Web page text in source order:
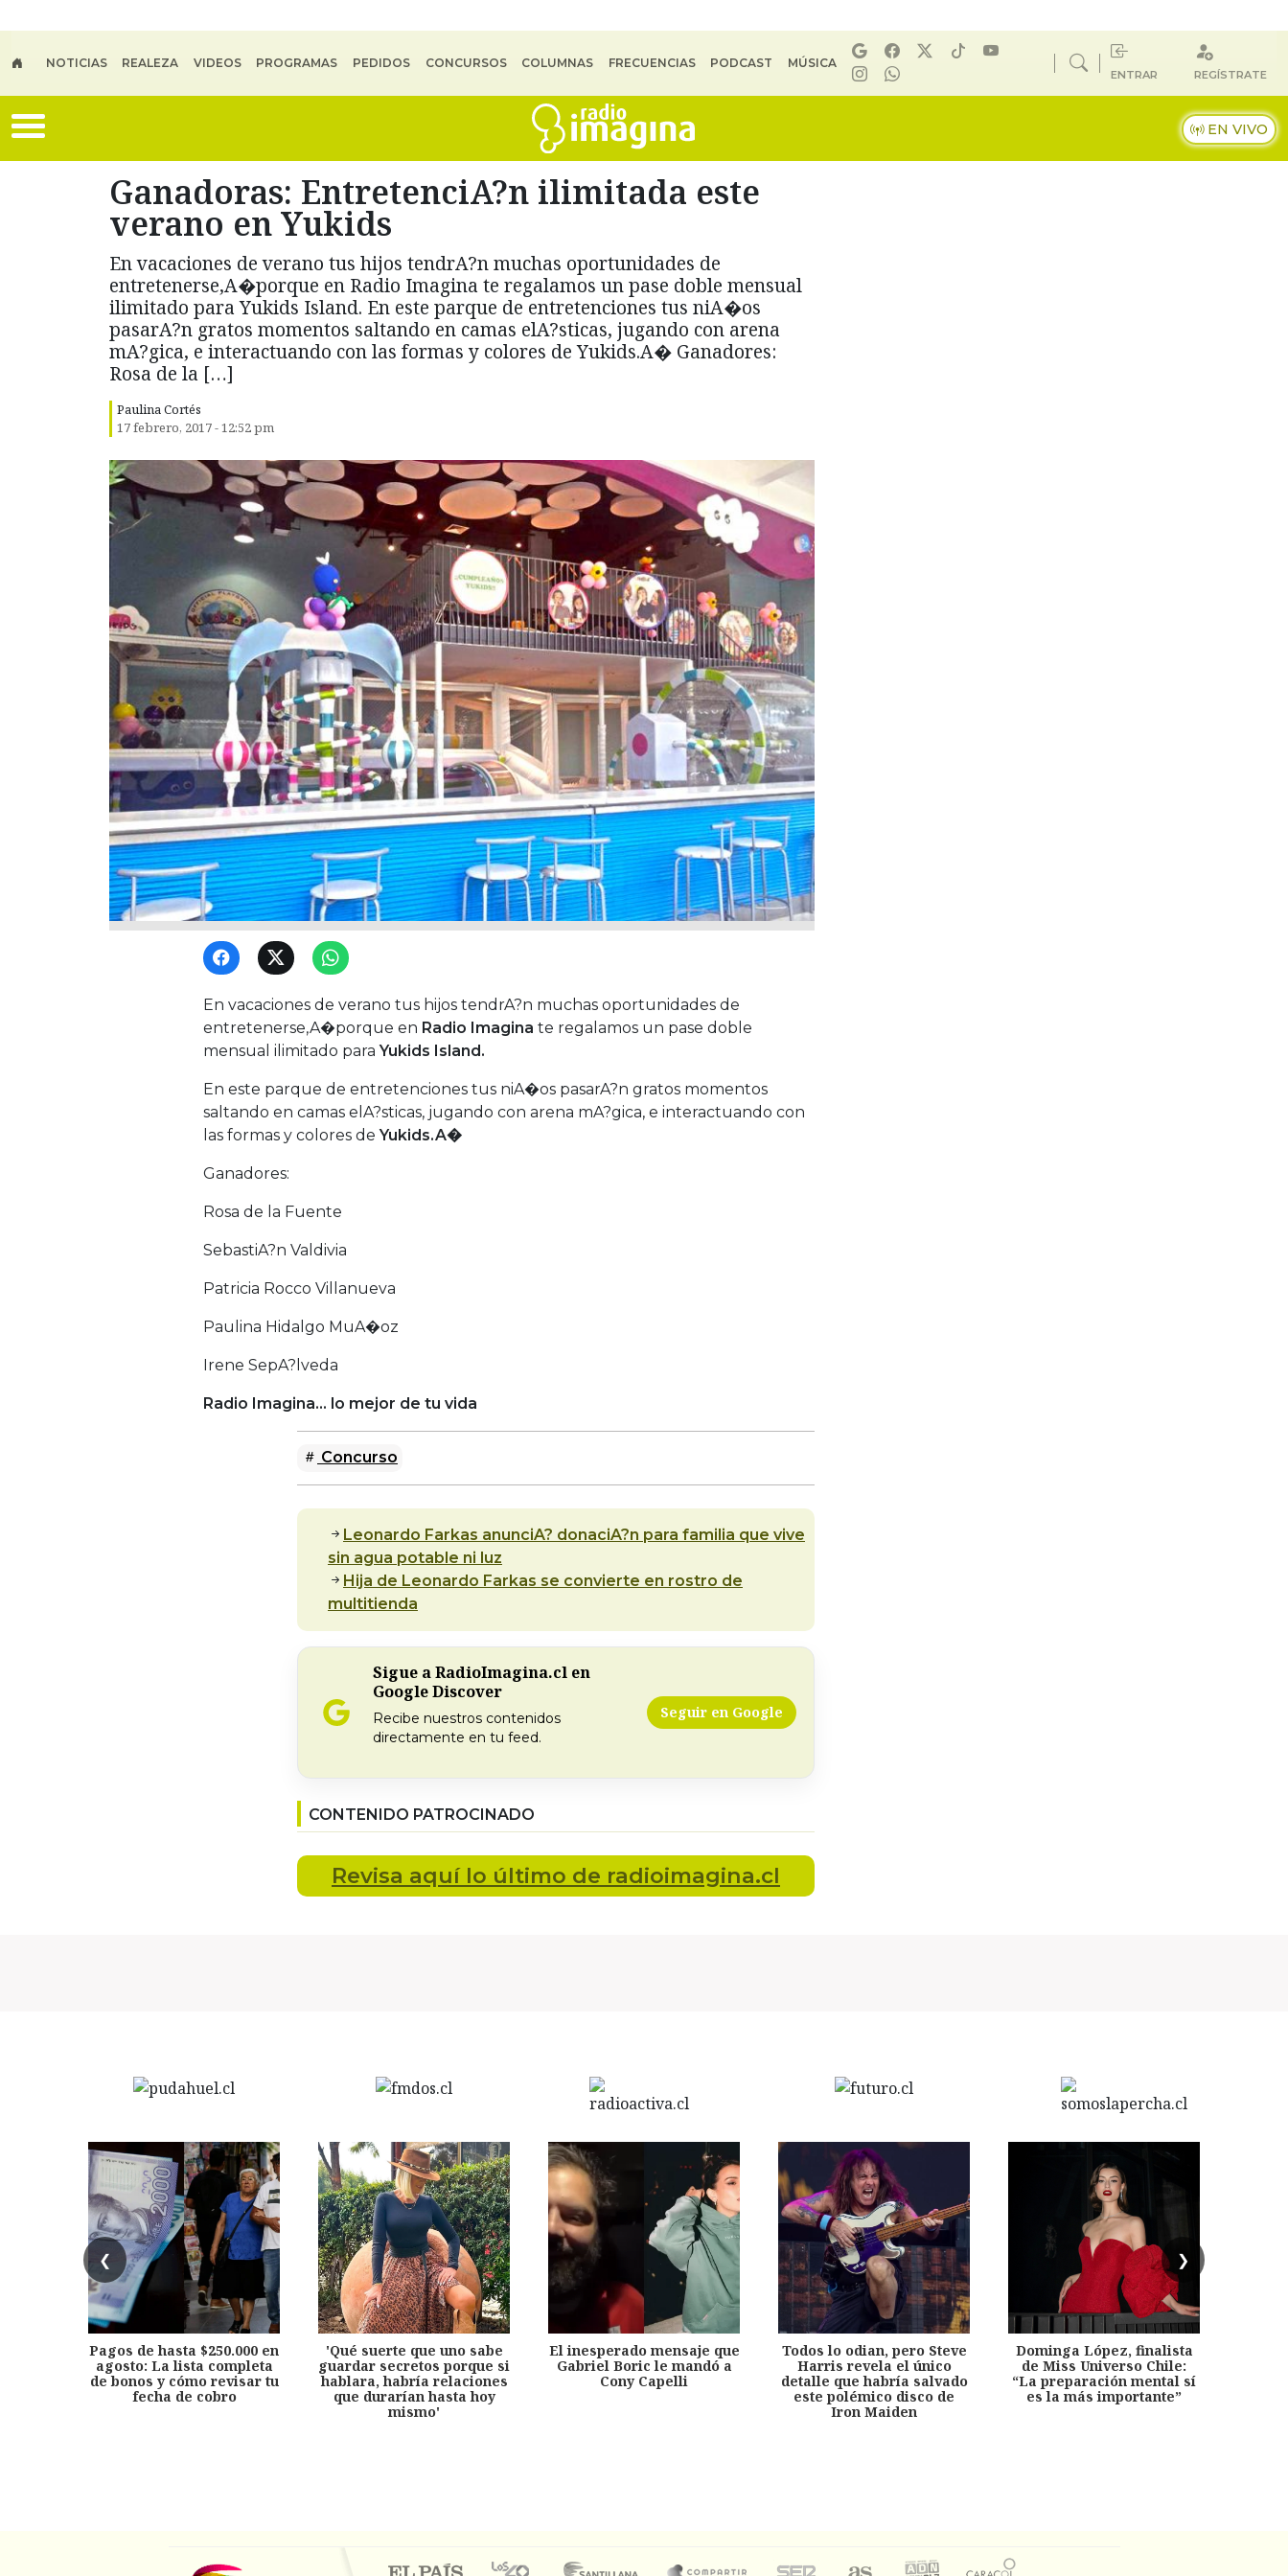
NOTICIAS REALEZA VIDEOS PROGRAMAS PEDIDOS CONCURSOS COLUMNAS FRECUENCIAS PODCAST MÚSICA
ENTRAR REGÍSTRATE
EN VIVO
Ganadoras: EntretenciA?n ilimitada este
verano en Yukids
En vacaciones de verano tus hijos tendrA?n muchas oportunidades de
entretenerse,A�porque en Radio Imagina te regalamos un pase doble mensual
ilimitado para Yukids Island. En este parque de entretenciones tus niA�os
pasarA?n gratos momentos saltando en camas elA?sticas, jugando con arena
mA?gica, e interactuando con las formas y colores de Yukids.A� Ganadores:
Rosa de la […]
Paulina Cortés
17 febrero, 2017 - 12:52 pm
En vacaciones de verano tus hijos tendrA?n muchas oportunidades de
entretenerse,A�porque en Radio Imagina te regalamos un pase doble
mensual ilimitado paraYukids Island.
En este parque de entretenciones tus niA�os pasarA?n gratos momentos
saltando en camas elA?sticas, jugando con arena mA?gica, e interactuando con
las formas y colores deYukids.A�
Ganadores:
Rosa de la Fuente
SebastiA?n Valdivia
Patricia Rocco Villanueva
Paulina Hidalgo MuA�oz
Irene SepA?lveda
Radio Imagina… lo mejor de tu vida
Concurso
Leonardo Farkas anunciA? donaciA?n para familia que vive
sin agua potable ni luz
Hija de Leonardo Farkas se convierte en rostro de
multitienda
Sigue a RadioImagina.cl en
Google Discover
Recibe nuestros contenidos
directamente en tu feed.
Seguir en Google
CONTENIDO PATROCINADO
Revisa aquí lo último de radioimagina.cl
❮ ❯
Pagos de hasta $250.000 en
agosto: La lista completa
de bonos y cómo revisar tu
fecha de cobro
'Qué suerte que uno sabe
guardar secretos porque si
hablara, habría relaciones
que durarían hasta hoy
mismo'
El inesperado mensaje que
Gabriel Boric le mandó a
Cony Capelli
Todos lo odian, pero Steve
Harris revela el único
detalle que habría salvado
este polémico disco de
Iron Maiden
Dominga López, finalista
de Miss Universo Chile:
“La preparación mental sí
es la más importante”